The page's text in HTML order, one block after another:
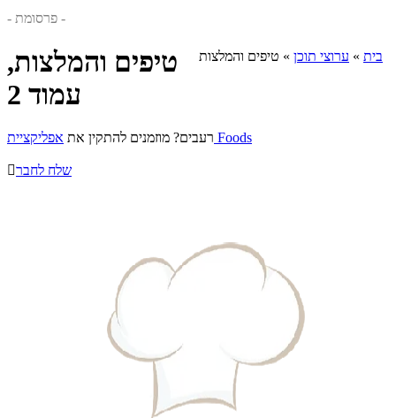
- פרסומת -
בית » ערוצי תוכן » טיפים והמלצות
טיפים והמלצות,
עמוד 2
רעבים? מוזמנים להתקין את אפליקציית Foods
שלח לחבר